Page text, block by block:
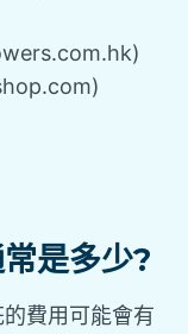
是多少?
費用可能會有